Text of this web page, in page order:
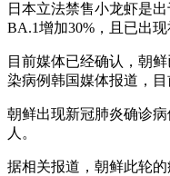
日本立法禁售小龙虾是
BA.1增加30%，且已出现
目前媒体已经确认，朝
染病例韩国媒体报道，
朝鲜出现新冠肺炎确诊
人。
据相关报道，朝鲜此轮